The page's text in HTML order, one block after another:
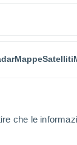
che le
MappeSatelliti